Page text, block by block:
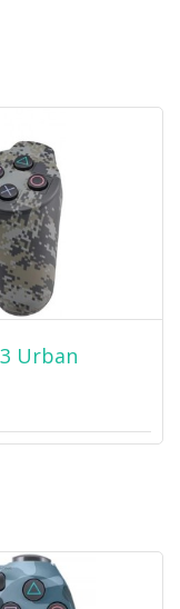
Urban